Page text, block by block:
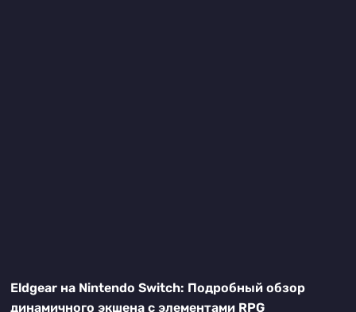
Eldgear на Nintendo Switch: Подробный обзор
динамичного экшена с элементами RPG